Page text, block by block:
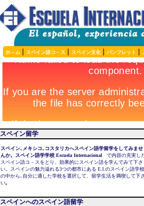
ホ－ム | スペイン語コ－ス | スペイン文化| パンフレット |
スペイン留学
スペイン､メキシコ､コスタリカへスペイン語学留学をしてみませ
んか。スペイン語学学校 Escuela Internacional で内容の充実し
スペイン語コ－スをとり、効果的にスペイン語を学んでみて下さ
い。スペインの魅力溢れる3つの都市にある E.I.のスペイン語学校
の中から､自分に適した学校を選択して、留学生活を満喫して下
い｡
スペインへのスペイン語留学